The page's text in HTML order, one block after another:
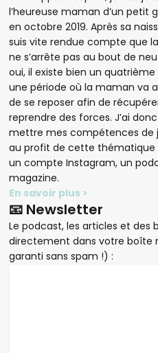
l’heureuse maman d’un petit
en octobre 2019. Après sa
suis vite rendue compte que
ne s’arrête pas au bout de
oui, il existe bien un
une période où la maman va
de se reposer afin de
reprendre des forces. J’ai
mettre mes compétences de
au profit de cette thématique
un compte Instagram, un
magazine.
En savoir plus >
📧 Newsletter
Le podcast, les articles et des
directement dans votre boîte
garanti sans spam !) :